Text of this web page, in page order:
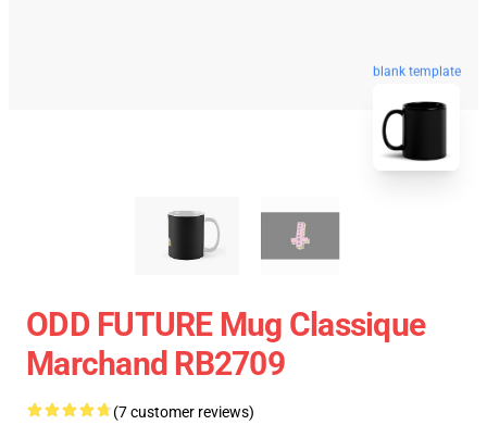
blank template
ODD FUTURE Mug Classique
Marchand RB2709
(7 customer reviews)